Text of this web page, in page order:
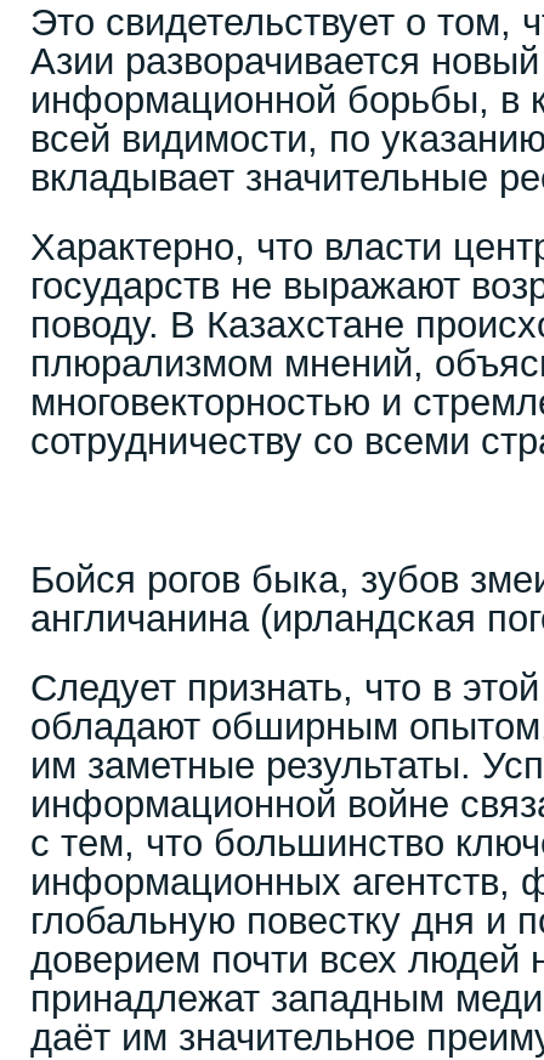
Это свидетельствует о том,
Азии разворачивается
информационной борьбы, в
всей видимости, по
вкладывает значительные
Характерно, что власти
государств не выражают
поводу. В Казахстане
плюрализмом мнений,
многовекторностью и
сотрудничеству со всеми
Бойся рогов быка, зубов
англичанина (ирландская
Следует признать, что в
обладают обширным
им заметные результаты.
информационной войне
с тем, что большинство
информационных
глобальную повестку дня и
доверием почти всех людей
принадлежат западным
даёт им значительное